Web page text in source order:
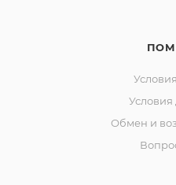
Условия
Обмен и